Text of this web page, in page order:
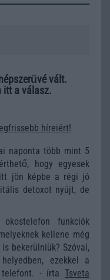
vált.
itt a válasz.
híreiért!
naponta több mint 5
hogy egyesek
jön képbe a régi jó
detoxot nyújt, de
funkciók
kellene még
bekerülniük? Szóval,
ezekkel a
telefont. - írta Tsveta